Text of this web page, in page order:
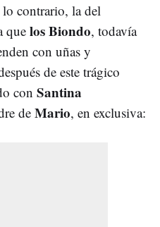
contrario, la del
que los Biondo, todavía
con uñas y
de este trágico
con Santina
de Mario, en exclusiva: